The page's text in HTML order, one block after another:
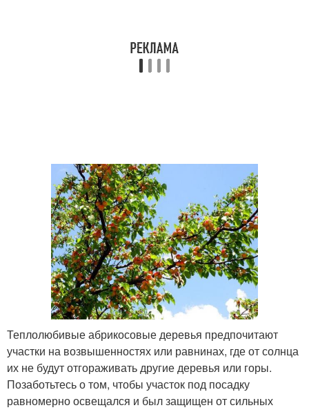
Теплолюбивые абрикосовые деревья предпочитают
участки на возвышенностях или равнинах, где от солнца
их не будут отгораживать другие деревья или горы.
Позаботьтесь о том, чтобы участок под посадку
равномерно освещался и был защищен от сильных